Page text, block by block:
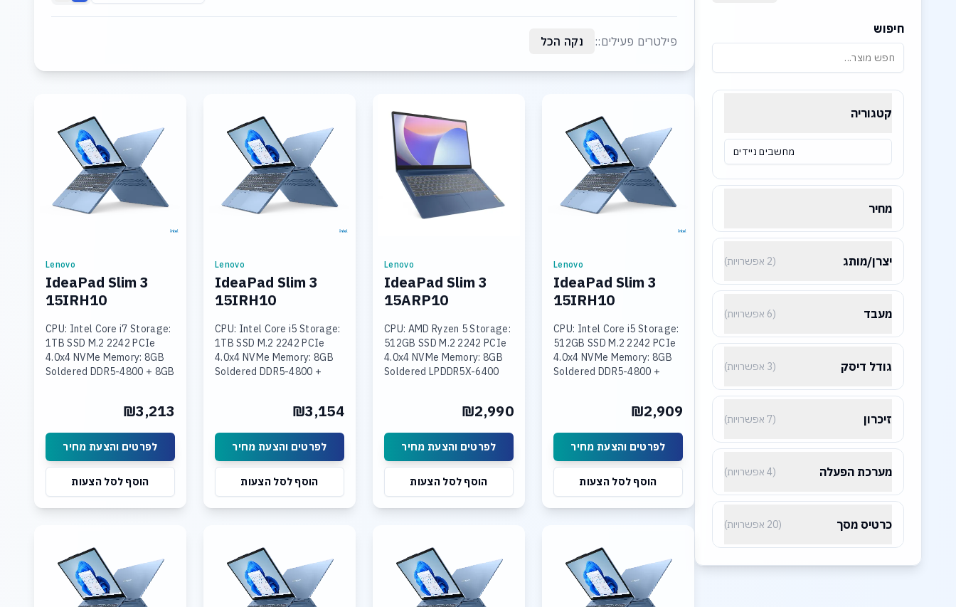
חיפוש
קטגוריה
מחשבים ניידים
מחיר
יצרן/מותג (2 אפשרויות)
מעבד (6 אפשרויות)
גודל דיסק (3 אפשרויות)
זיכרון (7 אפשרויות)
מערכת הפעלה (4 אפשרויות)
כרטיס מסך (20 אפשרויות)
פילטרים פעילים:: נקה הכל
Lenovo
IdeaPad Slim 3
15IRH10
CPU: Intel Core i5 Storage:
512GB SSD M.2 2242 PCIe
4.0x4 NVMe Memory: 8GB
Soldered DDR5-4800 +
UHD Graphics Display: 15.3
₪2,909
לפרטים והצעת מחיר
הוסף לסל הצעות
Lenovo
IdeaPad Slim 3
15ARP10
CPU: AMD Ryzen 5 Storage:
512GB SSD M.2 2242 PCIe
4.0x4 NVMe Memory: 8GB
Soldered LPDDR5X-6400
₪2,990
לפרטים והצעת מחיר
הוסף לסל הצעות
Lenovo
IdeaPad Slim 3
15IRH10
CPU: Intel Core i5 Storage:
1TB SSD M.2 2242 PCIe
4.0x4 NVMe Memory: 8GB
Soldered DDR5-4800 +
UHD Graphics Display: 15.3
₪3,154
לפרטים והצעת מחיר
הוסף לסל הצעות
Lenovo
IdeaPad Slim 3
15IRH10
CPU: Intel Core i7 Storage:
1TB SSD M.2 2242 PCIe
4.0x4 NVMe Memory: 8GB
Soldered DDR5-4800 + 8GB
UHD Graphics Display: 15.3
₪3,213
לפרטים והצעת מחיר
הוסף לסל הצעות